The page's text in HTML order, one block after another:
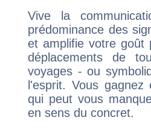
Vive la
prédominance des
et amplifie votre goût
déplacements de
voyages - ou
l'esprit. Vous
qui peut vous
en sens du concret.